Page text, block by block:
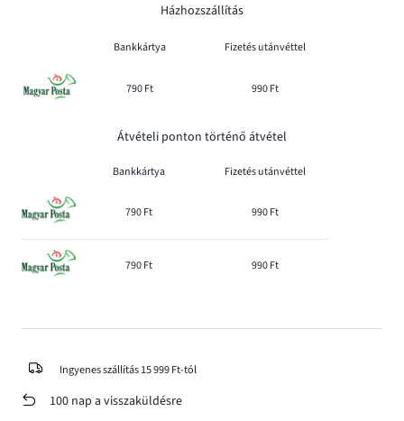
Házhozszállítás
Bankkártya Fizetés utánvéttel
790 Ft 990 Ft
Átvételi ponton történő átvétel
Bankkártya Fizetés utánvéttel
790 Ft 990 Ft
790 Ft 990 Ft
Ingyenes szállítás 15 999 Ft-tól
100 nap a visszaküldésre